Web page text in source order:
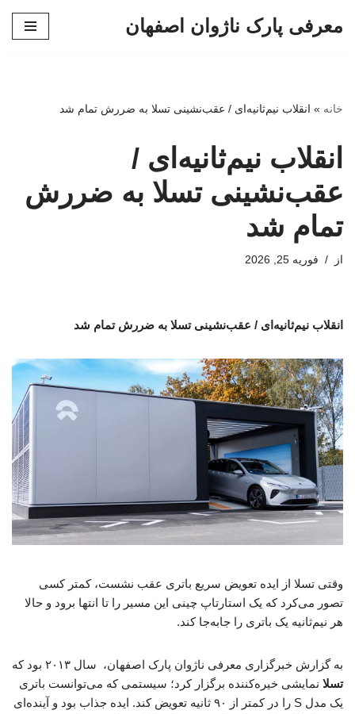
معرفی پارک ناژوان اصفهان
خانه » انقلاب نیم‌ثانیه‌ای / عقب‌نشینی تسلا به ضررش تمام شد
انقلاب نیم‌ثانیه‌ای /
عقب‌نشینی تسلا به ضررش
تمام شد
از فوریه 25, 2026
انقلاب نیم‌ثانیه‌ای / عقب‌نشینی تسلا به ضررش تمام شد
وقتی تسلا از ایده تعویض سریع باتری عقب نشست، کمتر کسی
تصور می‌کرد که یک استارتاپ چینی این مسیر را تا انتها برود و حالا
هر نیم‌ثانیه یک باتری را جابه‌جا کند.
به گزارش خبرگزاری معرفی ناژوان پارک اصفهان، سال ۲۰۱۳ بود که
تسلا نمایشی خیره‌کننده برگزار کرد؛ سیستمی که می‌توانست باتری
یک مدل S را در کمتر از ۹۰ ثانیه تعویض کند. ایده جذاب بود و آینده‌ای